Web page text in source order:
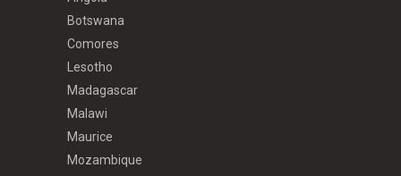
Botswana
Comores
Lesotho
Madagascar
Malawi
Maurice
Mozambique